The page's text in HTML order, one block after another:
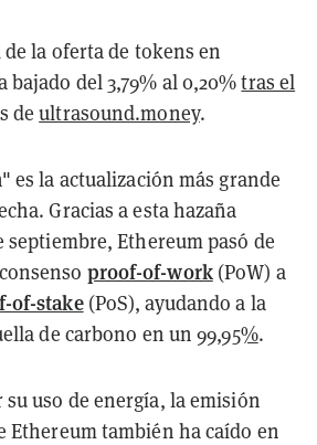
la oferta de tokens en
bajado del 3,79% al 0,20%tras el
deultrasound.money.
es la actualización más grande
Gracias a esta hazaña
septiembre, Ethereum pasó de
proof-of-work(PoW) a
of-stake(PoS), ayudando a la
de carbono en un99,95%.
uso de energía, la emisión
Ethereum también ha caído en